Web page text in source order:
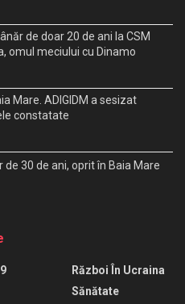
de doar 20 de ani la CSM
omul meciului cu Dinamo
Mare. ADIGIDM a sesizat
constatate
de 30 de ani, oprit în Baia Mare
Război În Ucraina
Sănătate